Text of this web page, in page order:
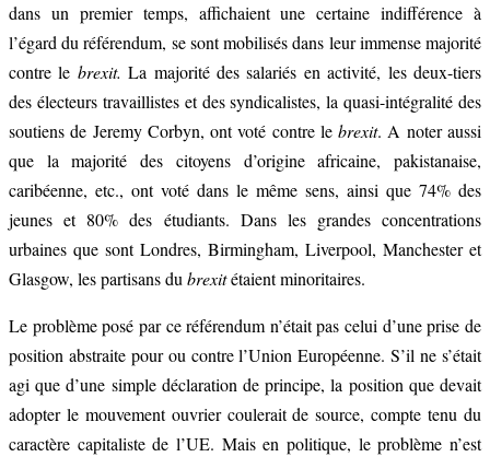
dans un premier temps, affichaient une certaine indifférence à
l’égard du référendum, se sont mobilisés dans leur immense majorité
contre le brexit. La majorité des salariés en activité, les deux-tiers
des électeurs travaillistes et des syndicalistes, la quasi-intégralité des
soutiens de Jeremy Corbyn, ont voté contre lebrexit. A noter aussi
que la majorité des citoyens d’origine africaine, pakistanaise,
caribéenne, etc., ont voté dans le même sens, ainsi que 74% des
jeunes et 80% des étudiants. Dans les grandes concentrations
urbaines que sont Londres, Birmingham, Liverpool, Manchester et
Glasgow, les partisans du brexitétaient minoritaires.
Le problème posé par ce référendum n’était pas celui d’une prise de
position abstraite pour ou contre l’Union Européenne. S’il ne s’était
agi que d’une simple déclaration de principe, la position que devait
adopter le mouvement ouvrier coulerait de source, compte tenu du
caractère capitaliste de l’UE. Mais en politique, le problème n’est